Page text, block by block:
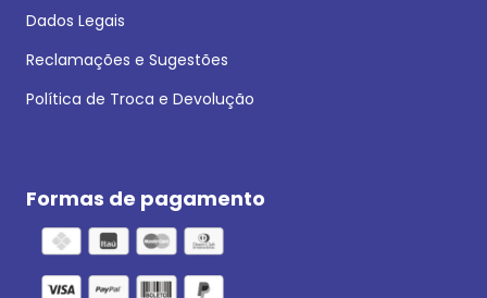
Dados Legais
Reclamações e Sugestões
Política de Troca e Devolução
Formas de pagamento